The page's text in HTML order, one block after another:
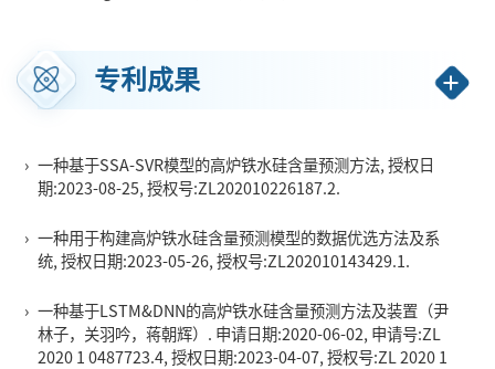
专利成果
› 一种基于SSA-SVR模型的高炉铁水硅含量预测方法, 授权日
期:2023-08-25, 授权号:ZL202010226187.2.
› 一种用于构建高炉铁水硅含量预测模型的数据优选方法及系
统, 授权日期:2023-05-26, 授权号:ZL202010143429.1.
› 一种基于LSTM&DNN的高炉铁水硅含量预测方法及装置（尹
林子，关羽吟，蒋朝辉）. 申请日期:2020-06-02, 申请号:ZL
2020 1 0487723.4, 授权日期:2023-04-07, 授权号:ZL 2020 1